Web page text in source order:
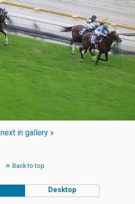
next in gallery »
Back to top
Desktop